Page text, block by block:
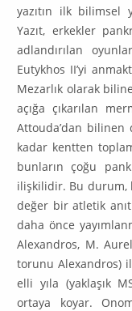
yazıtın ilk bilimsel
Yazıt, erkekler
adlandırılan
Eutykhos II’yi
Mezarlık olarak
açığa çıkarılan
Attouda’dan bilinen
kadar kentten
bunların çoğu
ilişkilidir. Bu durum,
değer bir atletik
daha önce
Alexandros, M.
torunu Alexandros)
elli yıla (yaklaşık
ortaya koyar.